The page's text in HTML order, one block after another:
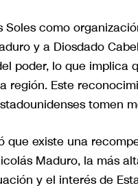
como
y a Diosdado
poder, lo que
región. Este
tomen
que existe una
Maduro, la más
y el interés de